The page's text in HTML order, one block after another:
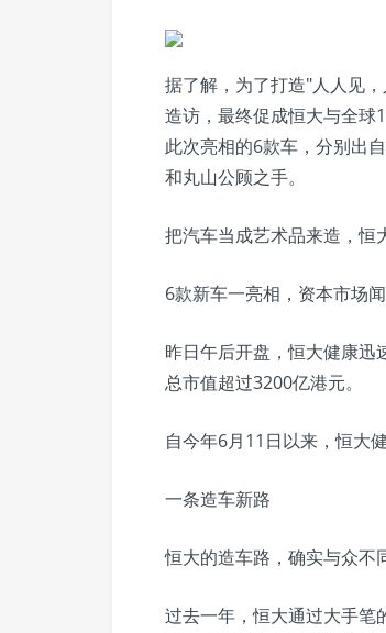
据了解，为了打造"人人见
造访，最终促成恒大与全球
此次亮相的6款车，分别出
和丸山公顾之手。
把汽车当成艺术品来造，恒
6款新车一亮相，资本市场闻
昨日午后开盘，恒大健康迅
总市值超过3200亿港元。
自今年6月11日以来，恒大
一条造车新路
恒大的造车路，确实与众不
过去一年，恒大通过大手笔